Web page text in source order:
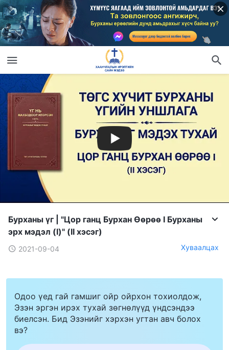
Бурханы үг | "Цор ганц Бурхан Өөрөө I Бурханы
эрх мэдэл (I)" (II хэсэг)
2021-09-04 Хуваалцах
Одоо үед гай гамшиг ойр ойрхон тохиолдож,
Эзэн эргэн ирэх тухай зөгнөлүүд үндсэндээ
биелсэн. Бид Эзэнийг хэрхэн угтан авч болох
вэ?